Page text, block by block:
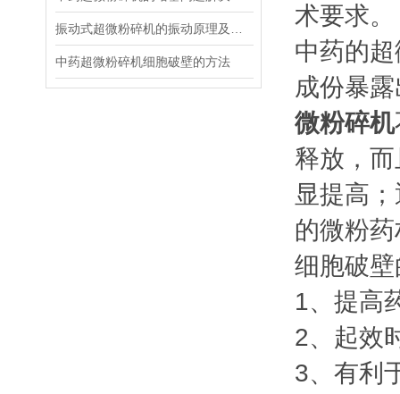
中药超微粉碎机细胞破壁的方法
术要求。
中药的
成份暴
微粉碎机
释放，
显提高
的微粉
细胞破
1、提高
2、起效
3、有利